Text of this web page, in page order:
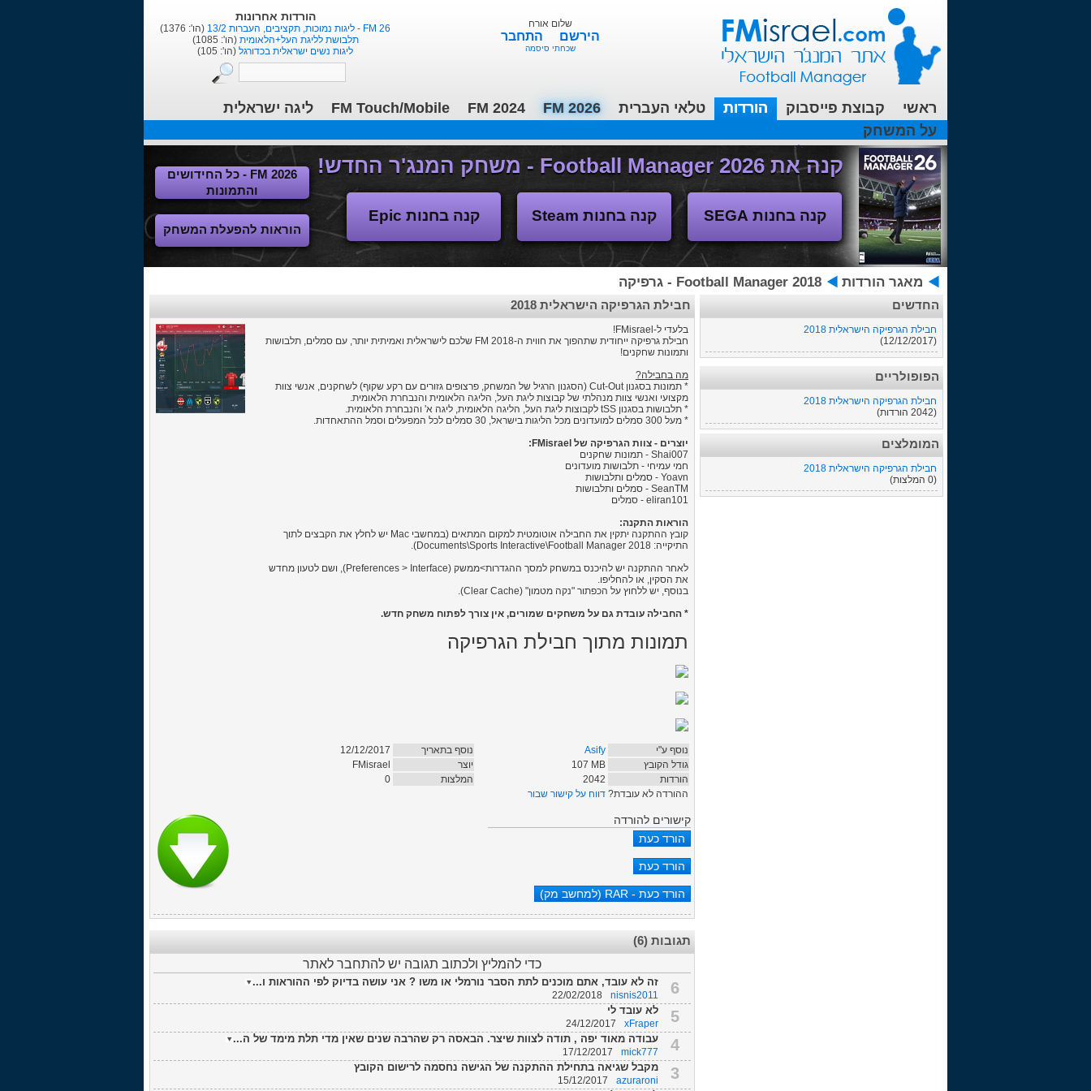
הורדות אחרונות
FM 26 - ליגות נמוכות, תקציבים, העברות 13/2
(הו': 1376)
תלבושת לליגת העל+הלאומית(הו': 1085)
ליגות נשים ישראלית בכדורגל (הו': 105)
שלום אורח
הירשם התחבר
שכחתי סיסמה
ראשי קבוצת פייסבוק הורדות טלאי העברית FM 2026
FM 2024
FM Touch/Mobile
ליגה ישראלית
על המשחק
עכשיו בפורומים:מנג'ר 2010 - טבלת הליגה
קנה את Football Manager 2026 - משחק המנג'ר החדש!
קנה בחנות SEGA קנה בחנות Steam קנה בחנות Epic
FM 2026 - כל החידושים
והתמונות
הוראות להפעלת המשחק
מאגר הורדות Football Manager 2018 - גרפיקה
החדשים
חבילת הגרפיקה הישראלית 2018
(12/12/2017)
הפופולריים
חבילת הגרפיקה הישראלית 2018
(2042 הורדות)
המומלצים
חבילת הגרפיקה הישראלית 2018
(0 המלצות)
חבילת הגרפיקה הישראלית 2018
בלעדי ל-FMisrael!
חבילת גרפיקה ייחודית שתהפוך את חווית ה-FM 2018 שלכם לישראלית ואמיתית יותר, עם סמלים, תלבושות
ותמונות שחקנים!
מה בחבילה?
* תמונות בסגנון Cut-Out (הסגנון הרגיל של המשחק, פרצופים גזורים עם רקע שקוף) לשחקנים, אנשי צוות
מקצועי ואנשי צוות מנהלתי של קבוצות ליגת העל, הליגה הלאומית והנבחרת הלאומית.
* תלבושות בסגנון tSS לקבוצות ליגת העל, הליגה הלאומית, ליגה א' והנבחרת הלאומית.
* מעל 300 סמלים למועדונים מכל הליגות בישראל, 30 סמלים לכל המפעלים וסמל ההתאחדות.
יוצרים - צוות הגרפיקה של FMisrael:
Shai007 - תמונות שחקנים
חמי עמיחי - תלבושות מועדונים
Yoavn - סמלים ותלבושות
SeanTM - סמלים ותלבושות
eliran101 - סמלים
הוראות התקנה:
קובץ ההתקנה יתקין את החבילה אוטומטית למקום המתאים (במחשבי Mac יש לחלץ את הקבצים לתוך
התיקייה: Documents\Sports Interactive\Football Manager 2018).
לאחר ההתקנה יש להיכנס במשחק למסך ההגדרות>ממשק (Preferences > Interface), ושם לטעון מחדש
את הסקין, או להחליפו.
בנוסף, יש ללחוץ על הכפתור "נקה מטמון" (Clear Cache).
* החבילה עובדת גם על משחקים שמורים, אין צורך לפתוח משחק חדש.
תמונות מתוך חבילת הגרפיקה
נוסף ע"י Asify נוסף בתאריך
12/12/2017
גודל הקובץ
107 MB יוצר
FMisrael
הורדות
2042 המלצות
0
ההורדה לא עובדת? דווח על קישור שבור
קישורים להורדה
תגובות (6)
כדי להמליץ ולכתוב תגובה יש להתחבר לאתר
6 זה לא עובד, אתם מוכנים לתת הסבר נורמלי או משו ? אני עושה בדיוק לפי ההוראות ו...
nisnis2011
22/02/2018
5 לא עובד לי
xFraper
24/12/2017
4 עבודה מאוד יפה , תודה לצוות שיצר. הבאסה רק שהרבה שנים שאין מדי תלת מימד של ה...
mick777
17/12/2017
3 מקבל שגיאה בתחילת ההתקנה של הגישה נחסמה לרישום הקובץ
azuraroni
15/12/2017